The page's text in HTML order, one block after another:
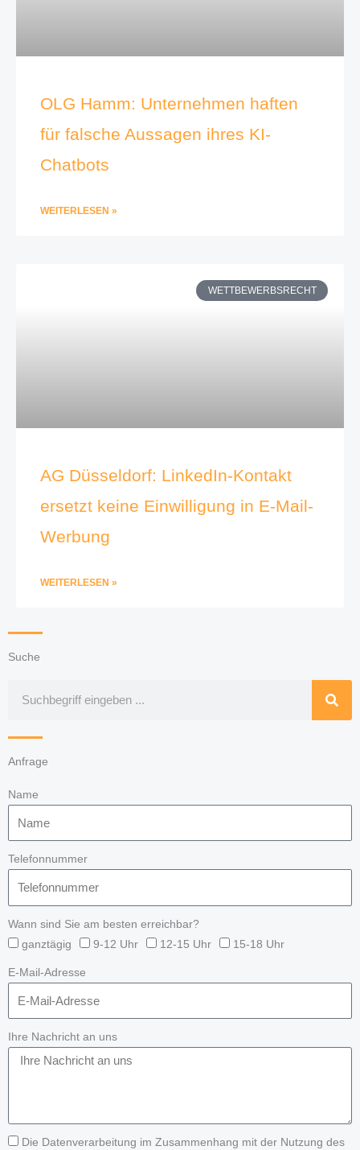
OLG Hamm: Unternehmen haften
für falsche Aussagen ihres KI-
Chatbots
WEITERLESEN »
WETTBEWERBSRECHT
AG Düsseldorf: LinkedIn-Kontakt
ersetzt keine Einwilligung in E-Mail-
Werbung
WEITERLESEN »
Suche
Anfrage
Name
Telefonnummer
Wann sind Sie am besten erreichbar?
ganztägig
9-12 Uhr 12-15 Uhr 15-18 Uhr
E-Mail-Adresse
Ihre Nachricht an uns
Die Datenverarbeitung im Zusammenhang mit der Nutzung des